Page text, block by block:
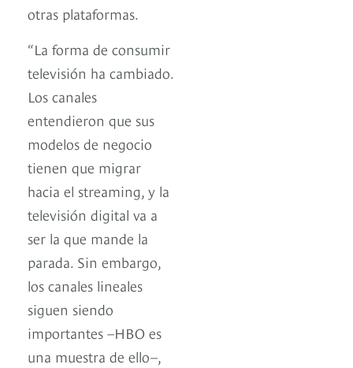
otras plataformas.
“La forma de consumir
televisión ha cambiado.
Los canales
entendieron que sus
modelos de negocio
tienen que migrar
hacia el streaming, y la
televisión digital va a
ser la que mande la
parada. Sin embargo,
los canales lineales
siguen siendo
importantes –HBO es
una muestra de ello–,